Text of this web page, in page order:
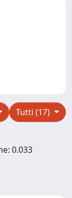
Tutti (17)
0.033